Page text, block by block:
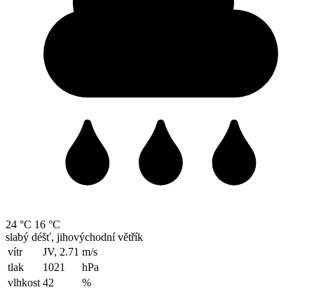
24 °C 16 °C
slabý déšť, jihovýchodní větřík
vítr
JV, 2.71 m/s
tlak
1021
hPa
vlhkost 42 %